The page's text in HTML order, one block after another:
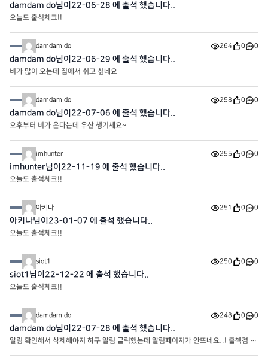
damdam do님이22-06-28 에 출석 했습니다..
오늘도 출석체크!!
damdam do 264 0 0
damdam do님이22-06-29 에 출석 했습니다..
비가 많이 오는데 집에서 쉬고 싶네요
damdam do 258 0 0
damdam do님이22-07-06 에 출석 했습니다..
오후부터 비가 온다는데 우산 챙기세요~
imhunter 255 0 0
imhunter님이22-11-19 에 출석 했습니다..
오늘도 출석체크!!
아키나 251 0 0
아키나님이23-01-07 에 출석 했습니다..
오늘도 출석체크!!
siot1 250 0 0
siot1님이22-12-22 에 출석 했습니다..
오늘도 출석체크!!
damdam do 248 0 0
damdam do님이22-07-28 에 출석 했습니다..
알림 확인해서 삭제해야지 하구 알림 클릭했는데 알림페이지가 안뜨네요..! 출첵겸 오